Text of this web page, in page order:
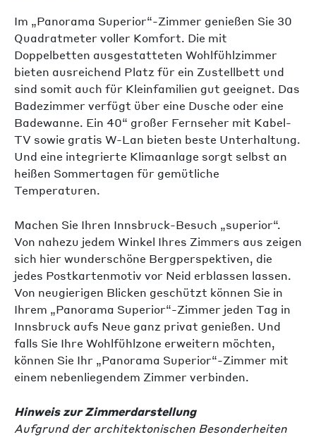
Im „Panorama Superior“-Zimmer genießen Sie 30
Quadratmeter voller Komfort. Die mit
Doppelbetten ausgestatteten Wohlfühlzimmer
bieten ausreichend Platz für ein Zustellbett und
sind somit auch für Kleinfamilien gut geeignet. Das
Badezimmer verfügt über eine Dusche oder eine
Badewanne. Ein 40“ großer Fernseher mit Kabel-
TV sowie gratis W-Lan bieten beste Unterhaltung.
Und eine integrierte Klimaanlage sorgt selbst an
heißen Sommertagen für gemütliche
Temperaturen.
Machen Sie Ihren Innsbruck-Besuch „superior“.
Von nahezu jedem Winkel Ihres Zimmers aus zeigen
sich hier wunderschöne Bergperspektiven, die
jedes Postkartenmotiv vor Neid erblassen lassen.
Von neugierigen Blicken geschützt können Sie in
Ihrem „Panorama Superior“-Zimmer jeden Tag in
Innsbruck aufs Neue ganz privat genießen. Und
falls Sie Ihre Wohlfühlzone erweitern möchten,
können Sie Ihr „Panorama Superior“-Zimmer mit
einem nebenliegendem Zimmer verbinden.
Hinweis zur Zimmerdarstellung
Aufgrund der architektonischen Besonderheiten